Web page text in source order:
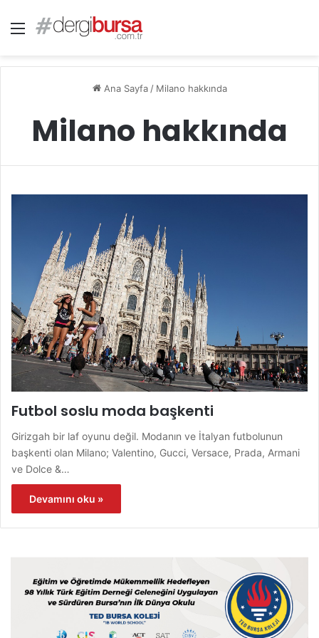
Menü
Ana Sayfa / Milano hakkında
Milano hakkında
Futbol soslu moda başkenti
Girizgah bir laf oyunu değil. Modanın ve İtalyan futbolunun
başkenti olan Milano; Valentino, Gucci, Versace, Prada, Armani
ve Dolce &…
Devamını oku »